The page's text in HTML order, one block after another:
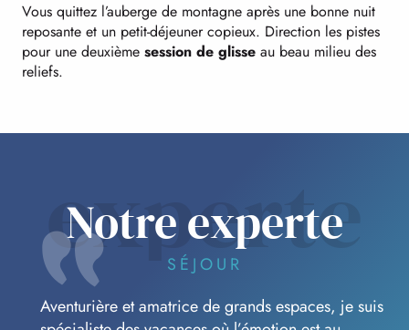
Vous quittez l’auberge de montagne après une bonne nuit
reposante et un petit-déjeuner copieux. Direction les pistes
pour une deuxième session de glisse au beau milieu des
reliefs.
experte
Notre experte
SÉJOUR
Aventurière et amatrice de grands espaces, je suis